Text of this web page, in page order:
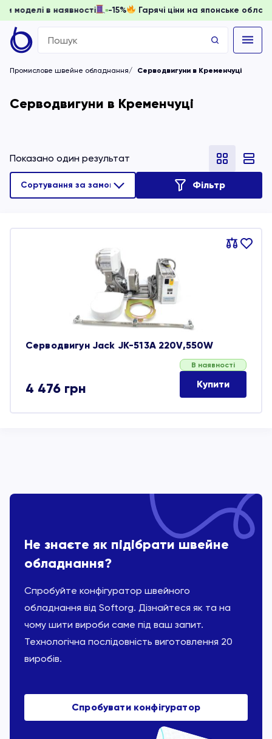
моделі в наявності -15% Гарячі ціни на японське
Search
for:
Промислове швейне обладнання Серводвигуни в Кременчуці
Серводвигуни в Кременчуці
Показано один результат
Фільтр
Порівняти
В
Серводвигун Jack JK-513A 220V,550W
4 476 грн
В наявності
Купити
Не знаєте як підібрати швейне
обладнання?
Спробуйте конфігуратор швейного
обладнання від Softorg. Дізнайтеся як та на
чому шити вироби саме під ваш запит.
Технологічна послідовність виготовлення 20
виробів.
Спробувати конфігуратор